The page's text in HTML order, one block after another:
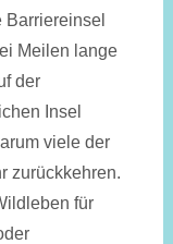
Barriereinsel
Meilen lange
der
Insel
viele der
zurückkehren.
für